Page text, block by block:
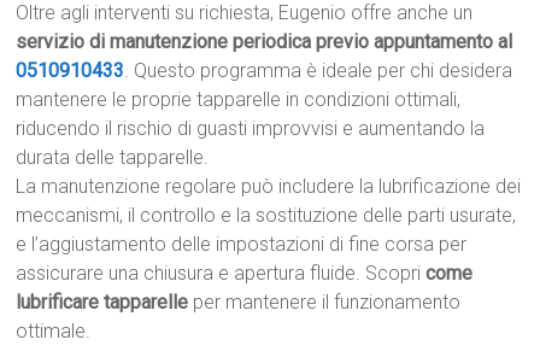
Oltre agli interventi su richiesta, Eugenio offre anche un
servizio di manutenzione periodica previo appuntamento al
0510910433. Questo programma è ideale per chi desidera
mantenere le proprie tapparelle in condizioni ottimali,
riducendo il rischio di guasti improvvisi e aumentando la
durata delle tapparelle.
La manutenzione regolare può includere la lubrificazione dei
meccanismi, il controllo e la sostituzione delle parti usurate,
e l’aggiustamento delle impostazioni di fine corsa per
assicurare una chiusura e apertura fluide. Scopricome
lubrificare tapparelle per mantenere il funzionamento
ottimale.